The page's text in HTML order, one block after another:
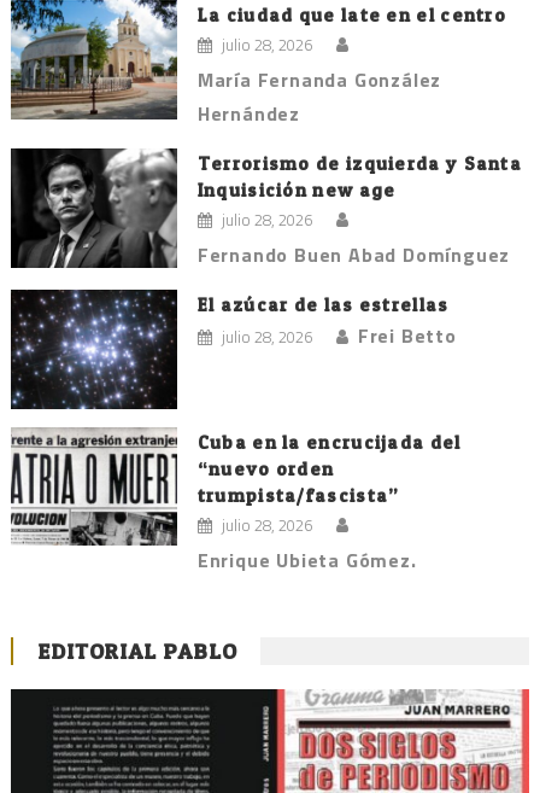
La ciudad que late en el centro
julio 28, 2026
María Fernanda González
Hernández
Terrorismo de izquierda y Santa
Inquisición new age
julio 28, 2026
Fernando Buen Abad Domínguez
El azúcar de las estrellas
julio 28, 2026 Frei Betto
Cuba en la encrucijada del
“nuevo orden
trumpista/fascista”
julio 28, 2026
Enrique Ubieta Gómez.
EDITORIAL PABLO